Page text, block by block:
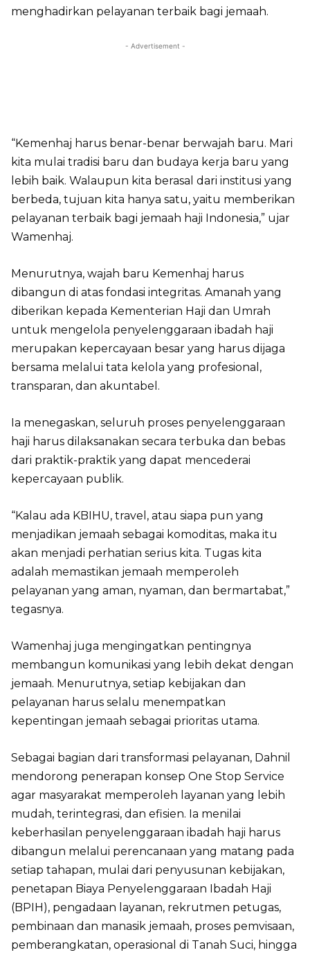
menghadirkan pelayanan terbaik bagi jemaah.
- Advertisement -
“Kemenhaj harus benar-benar berwajah baru. Mari
kita mulai tradisi baru dan budaya kerja baru yang
lebih baik. Walaupun kita berasal dari institusi yang
berbeda, tujuan kita hanya satu, yaitu memberikan
pelayanan terbaik bagi jemaah haji Indonesia,” ujar
Wamenhaj.
Menurutnya, wajah baru Kemenhaj harus
dibangun di atas fondasi integritas. Amanah yang
diberikan kepada Kementerian Haji dan Umrah
untuk mengelola penyelenggaraan ibadah haji
merupakan kepercayaan besar yang harus dijaga
bersama melalui tata kelola yang profesional,
transparan, dan akuntabel.
Ia menegaskan, seluruh proses penyelenggaraan
haji harus dilaksanakan secara terbuka dan bebas
dari praktik-praktik yang dapat mencederai
kepercayaan publik.
“Kalau ada KBIHU, travel, atau siapa pun yang
menjadikan jemaah sebagai komoditas, maka itu
akan menjadi perhatian serius kita. Tugas kita
adalah memastikan jemaah memperoleh
pelayanan yang aman, nyaman, dan bermartabat,”
tegasnya.
Wamenhaj juga mengingatkan pentingnya
membangun komunikasi yang lebih dekat dengan
jemaah. Menurutnya, setiap kebijakan dan
pelayanan harus selalu menempatkan
kepentingan jemaah sebagai prioritas utama.
Sebagai bagian dari transformasi pelayanan, Dahnil
mendorong penerapan konsep One Stop Service
agar masyarakat memperoleh layanan yang lebih
mudah, terintegrasi, dan efisien. Ia menilai
keberhasilan penyelenggaraan ibadah haji harus
dibangun melalui perencanaan yang matang pada
setiap tahapan, mulai dari penyusunan kebijakan,
penetapan Biaya Penyelenggaraan Ibadah Haji
(BPIH), pengadaan layanan, rekrutmen petugas,
pembinaan dan manasik jemaah, proses pemvisaan,
pemberangkatan, operasional di Tanah Suci, hingga